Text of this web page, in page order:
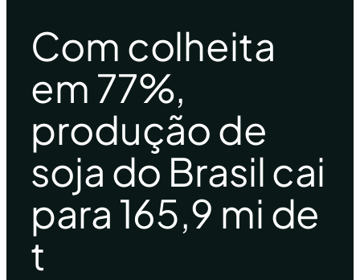
Com colheita
em 77%,
produção de
soja do Brasil cai
para 165,9 mi de
t